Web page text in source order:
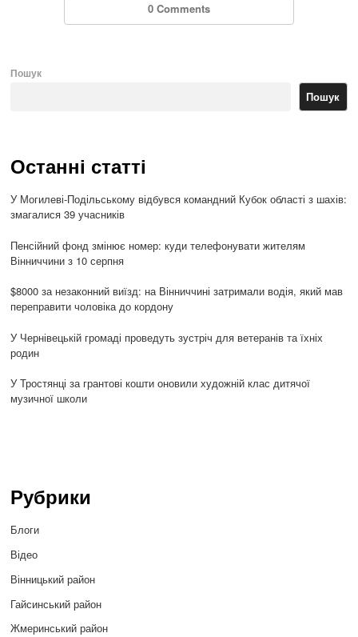
0 Comments
Пошук
Пошук
Останні статті
У Могилеві-Подільському відбувся командний Кубок області з шахів:
змагалися 39 учасників
Пенсійний фонд змінює номер: куди телефонувати жителям
Вінниччини з 10 серпня
$8000 за незаконний виїзд: на Вінниччині затримали водія, який мав
переправити чоловіка до кордону
У Чернівецькій громаді проведуть зустріч для ветеранів та їхніх
родин
У Тростянці за грантові кошти оновили художній клас дитячої
музичної школи
Рубрики
Блоги
Відео
Вінницький район
Гайсинський район
Жмеринський район